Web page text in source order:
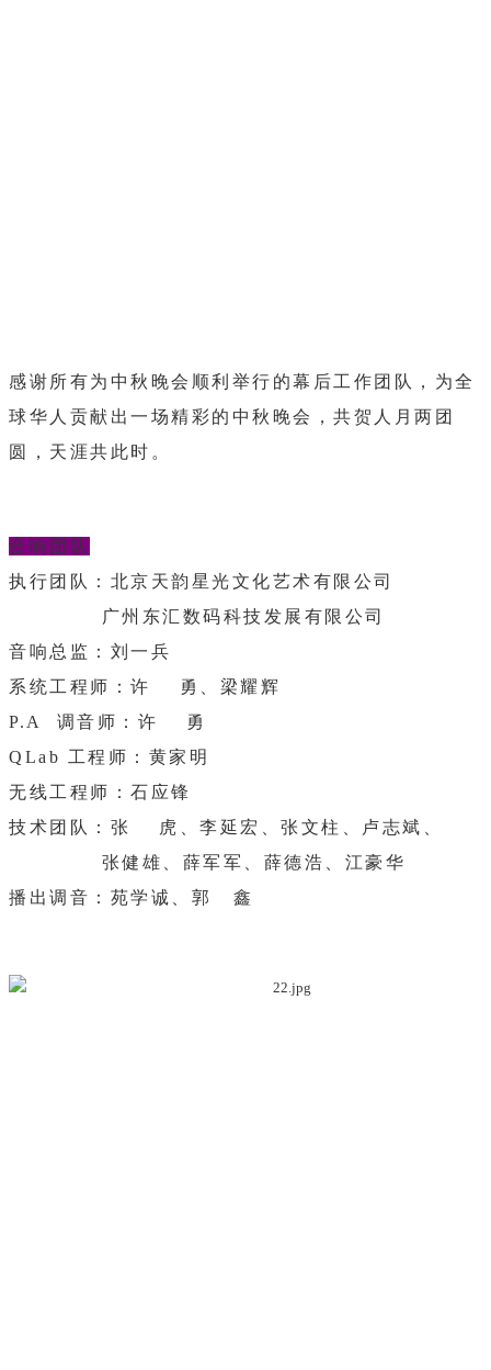
感谢所有为中秋晚会顺利举行的幕后工作团队，为全
球华人贡献出一场精彩的中秋晚会，共贺人月两团
圆，天涯共此时。
音响团队
执行团队：北京天韵星光文化艺术有限公司
广州东汇数码科技发展有限公司
音响总监：刘一兵
系统工程师：许 勇、梁耀辉
P.A 调音师：许 勇
QLab 工程师：黄家明
无线工程师：石应锋
技术团队：张 虎、李延宏、张文柱、卢志斌、
张健雄、薛军军、薛德浩、江豪华
播出调音：苑学诚、郭 鑫